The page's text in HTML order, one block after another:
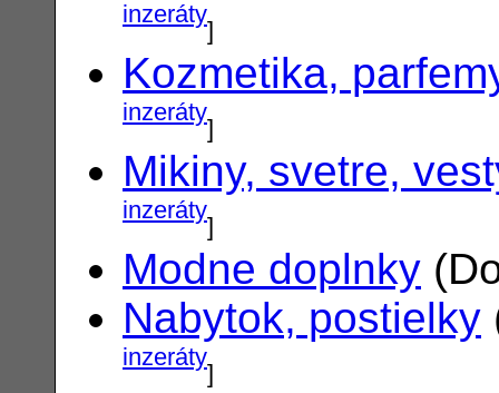
inzeráty]
Kozmetika,
inzeráty]
Mikiny, svetre,
inzeráty]
Modne doplnky
Nabytok, postielky
inzeráty]